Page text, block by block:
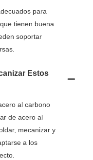
para
tienen buena
soportar
Estos
al carbono
de acero al
mecanizar y
a los